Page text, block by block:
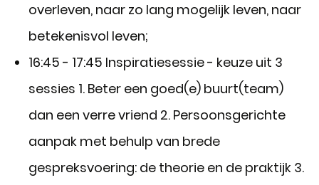
overleven, naar zo lang mogelijk leven, naar
betekenisvol leven;
16:45 - 17:45 Inspiratiesessie - keuze uit 3
sessies 1. Beter een goed(e) buurt(team)
dan een verre vriend 2. Persoonsgerichte
aanpak met behulp van brede
gespreksvoering: de theorie en de praktijk 3.